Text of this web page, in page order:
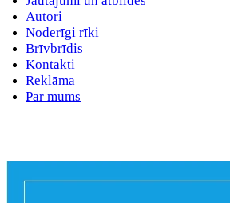
Autori
Noderīgi rīki
Brīvbrīdis
Kontakti
Reklāma
Par mums